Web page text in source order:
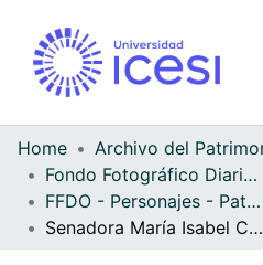
Home
Fondo Fotográfico Diario Occidente
FFDO - Personajes - Patrimonial
Senadora María Isabel Cruz Velasco